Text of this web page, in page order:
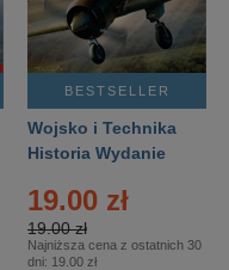
BESTSELLER
Wojsko i Technika
Historia Wydanie
– 2/2026
19.00 zł
19.00 zł
Najniższa cena z ostatnich 30
dni: 19.00 zł